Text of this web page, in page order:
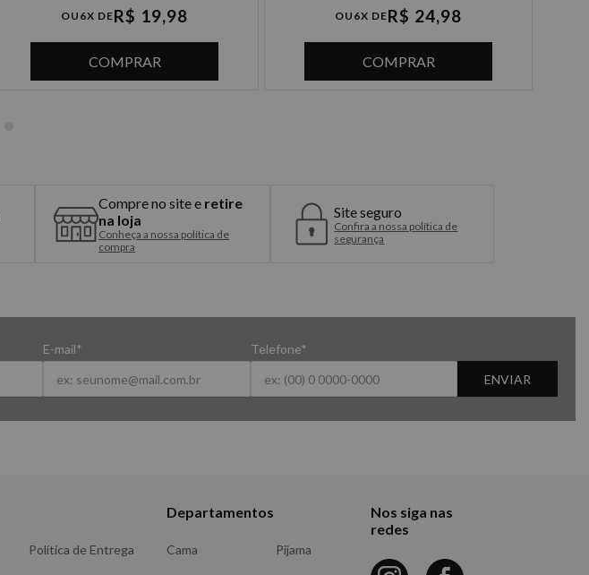
OU 6X DER$ 19,98
COMPRAR
OU 6X DER$ 24,98
COMPRAR
Compre no site e retire
na loja
Conheça a nossa política de
compra
Site seguro
Confira a nossa política de
segurança
E-mail*
Telefone*
ENVIAR
Política de Entrega
Departamentos
Cama Pijama
Nos siga nas
redes